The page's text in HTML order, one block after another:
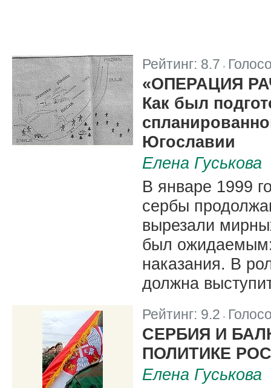
Рейтинг: 8.7
«ОПЕРАЦИЯ
Как был
Югославии
Елена Гуськова
В январе 1999
сербы
вырезали
был ожидаемым:
наказания. В
должна
Рейтинг: 9.2
СЕРБИЯ И
ПОЛИТИКЕ
Елена Гуськова